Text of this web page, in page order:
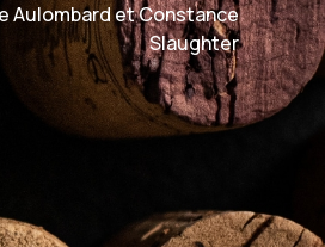
Aulombard et Constance
Slaughter